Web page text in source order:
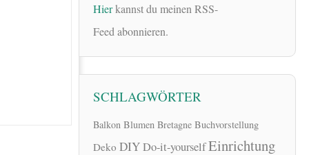
Hierkannst du meinen RSS-
Feed abonnieren.
SCHLAGWÖRTER
Balkon Blumen Bretagne Buchvorstellung
Deko DIYDo-it-yourselfEinrichtung